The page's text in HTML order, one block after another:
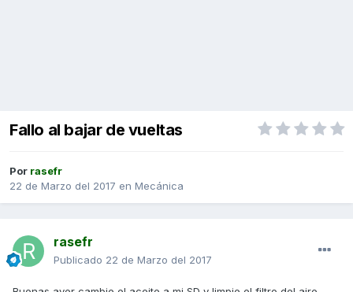
Fallo al bajar de vueltas
Por rasefr
22 de Marzo del 2017 en Mecánica
rasefr
Publicado 22 de Marzo del 2017